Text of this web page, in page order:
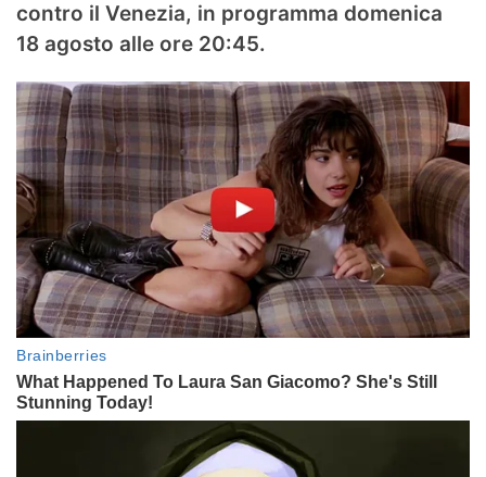
contro il Venezia, in programma domenica
18 agosto alle ore 20:45.